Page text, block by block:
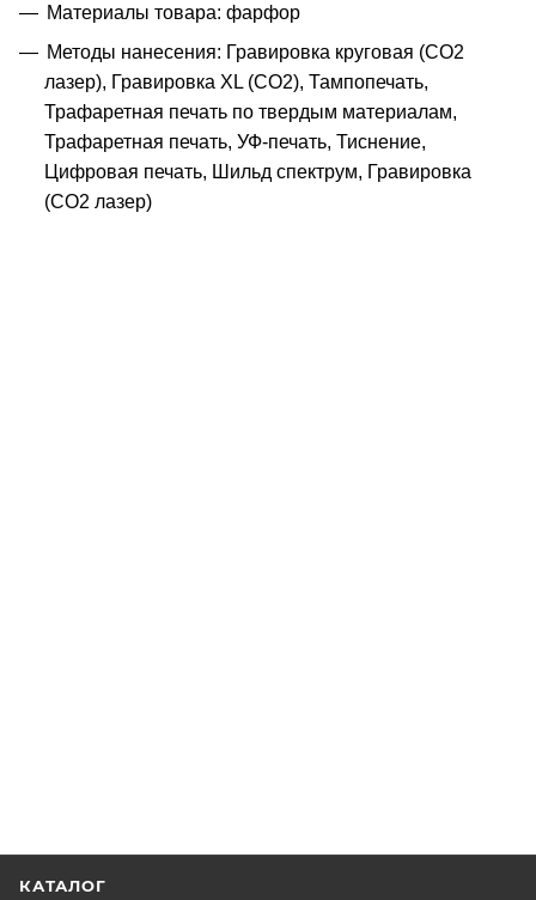
Материалы товара: фарфор
Методы нанесения: Гравировка круговая (CO2
лазер), Гравировка XL (СО2), Тампопечать,
Трафаретная печать по твердым материалам,
Трафаретная печать, УФ-печать, Тиснение,
Цифровая печать, Шильд спектрум, Гравировка
(CO2 лазер)
КАТАЛОГ